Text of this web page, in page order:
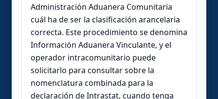
Administración Aduanera Comunitaria
cuál ha de ser la clasificación arancelaria
correcta. Este procedimiento se denomina
Información Aduanera Vinculante, y el
operador intracomunitario puede
solicitarlo para consultar sobre la
nomenclatura combinada para la
declaración de Intrastat, cuando tenga